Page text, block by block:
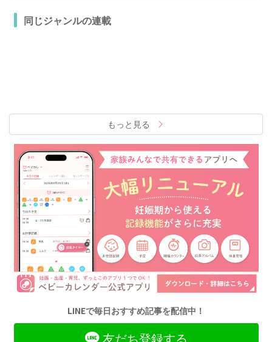
同じジャンルの連載
もっと見る
LINEで毎日おすすめ記事を配信中！
友だち登録する